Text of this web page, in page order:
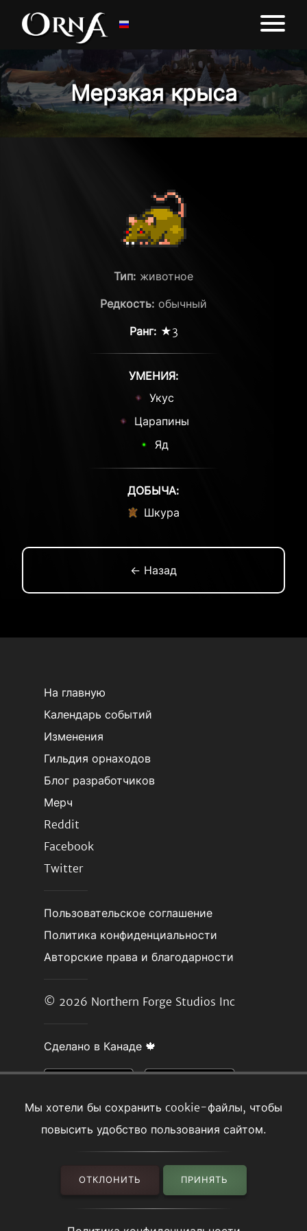
Мерзкая крыса
Мы хотели бы сохранить cookie-файлы, чтобы
повысить удобство пользования сайтом.
ОТКЛОНИТЬ ПРИНЯТЬ
Тип: животное
Редкость: обычный
Ранг: ★3
УМЕНИЯ:
Укус
Царапины
Яд
ДОБЫЧА:
Шкура
← Назад
На главную
Календарь событий
Изменения
Гильдия орнаходов
Блог разработчиков
Мерч
Reddit
Facebook
Twitter
Пользовательское соглашение
Политика конфиденциальности
Авторские права и благодарности
© 2026 Northern Forge Studios Inc
Сделано в Канаде 🍁